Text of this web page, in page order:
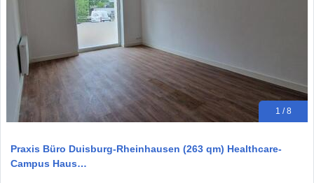
1 / 8
Praxis Büro Duisburg-Rheinhausen (263 qm) Healthcare-
Campus Haus…